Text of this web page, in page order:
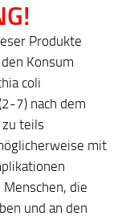
Produkte
Konsum
coli
7) nach dem
teils
mit
die
und an den